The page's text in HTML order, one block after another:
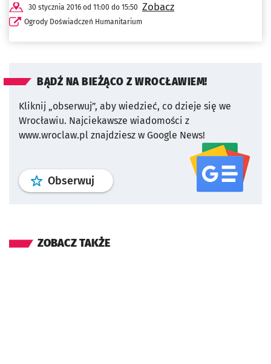
30 stycznia 2016 od 11:00 do 15:50
Ogrody Doświadczeń Humanitarium
Zobacz
BĄDŹ NA BIEŻĄCO Z WROCŁAWIEM!
Kliknij „obserwuj”, aby wiedzieć, co dzieje się we
Wrocławiu. Najciekawsze wiadomości z
www.wroclaw.pl znajdziesz w Google News!
Obserwuj profil serwisu
ZOBACZ TAKŻE